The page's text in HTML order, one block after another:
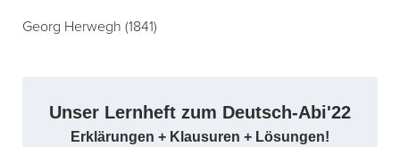
Georg Herwegh (1841)
Unser Lernheft zum Deutsch-Abi'22
Erklärungen + Klausuren + Lösungen!